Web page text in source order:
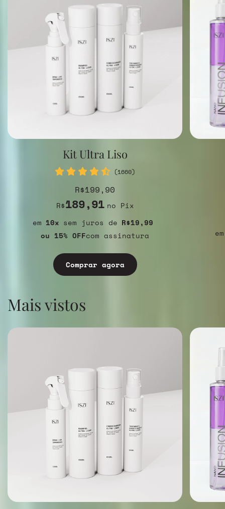
Kit Ultra Liso
(1660)
R$199,90
R$189,91 no Pix
10
R$19,99
sem juros
ou 15% OFFcom assinatura
Comprar agora
Mais vistos